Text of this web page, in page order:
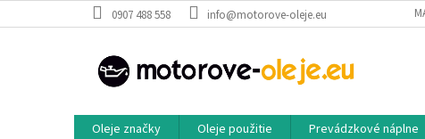
na
0907 488 558 info@motorove-oleje.eu
Oleje značky Oleje použitie Prevádzkové náplne